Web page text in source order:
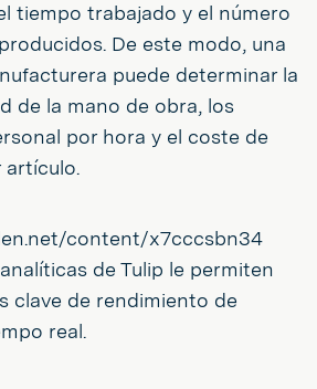
tiempo trabajado y el número
De este modo, una
puede determinar la
de la mano de obra, los
por hora y el coste de
artículo.
de Tulip le permiten
clave de rendimiento de
real.